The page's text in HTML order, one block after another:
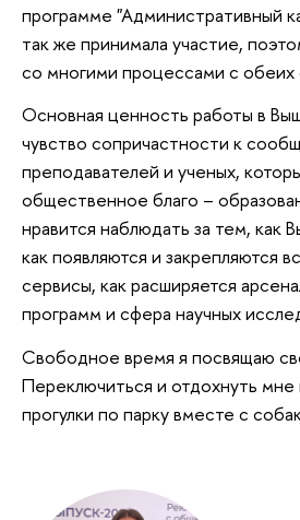
программе "Административный
так же принимала участие,
со многими процессами с обеих
Основная ценность работы в
чувство сопричастности к
преподавателей и ученых,
общественное благо –
нравится наблюдать за тем, как
как появляются и закрепляются
сервисы, как расширяется
программ и сфера научных
Свободное время я посвящаю
Переключиться и отдохнуть
прогулки по парку вместе с